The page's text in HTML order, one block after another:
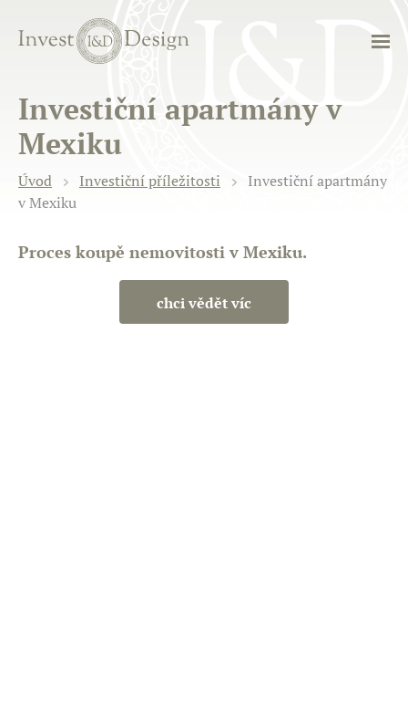
Investiční apartmány v
Mexiku
Úvod Investiční příležitosti
Investiční apartmány
v Mexiku
Proces koupě nemovitosti v Mexiku.
chci vědět víc